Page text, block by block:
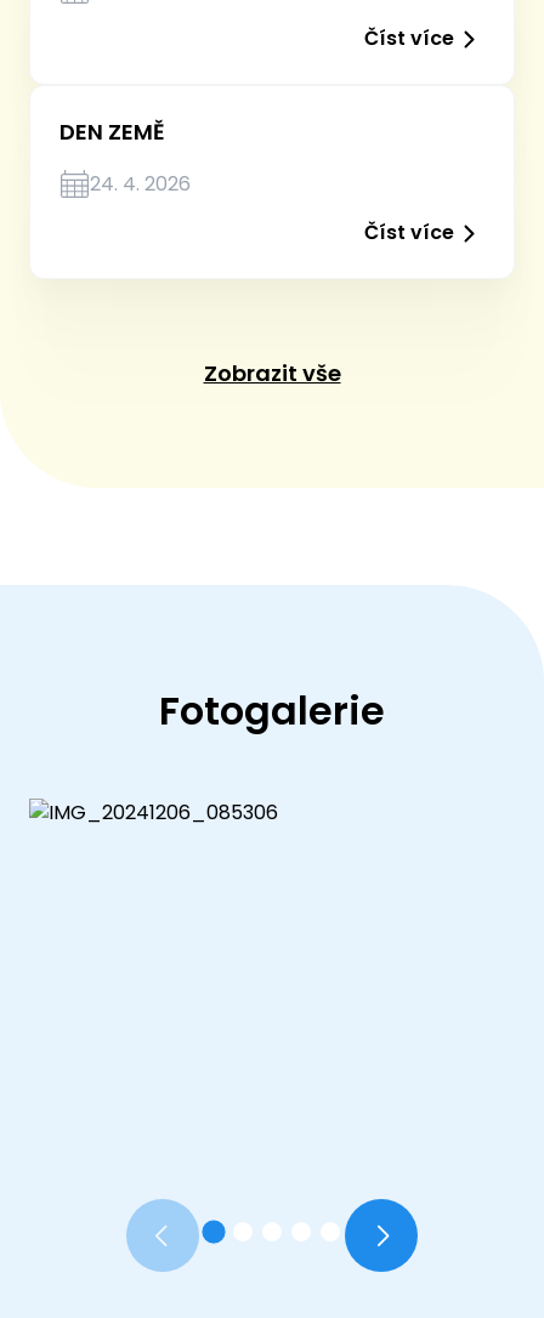
Číst více
DEN ZEMĚ
24. 4. 2026
Číst více
Zobrazit vše
Fotogalerie